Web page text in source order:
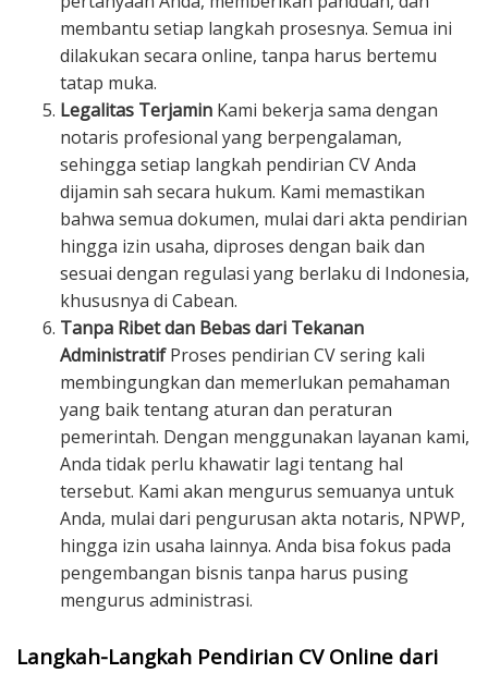
membantu setiap langkah prosesnya. Semua ini
dilakukan secara online, tanpa harus bertemu
tatap muka.
Legalitas Terjamin Kami bekerja sama dengan
notaris profesional yang berpengalaman,
sehingga setiap langkah pendirian CV Anda
dijamin sah secara hukum. Kami memastikan
bahwa semua dokumen, mulai dari akta pendirian
hingga izin usaha, diproses dengan baik dan
sesuai dengan regulasi yang berlaku di Indonesia,
khususnya di Cabean.
Tanpa Ribet dan Bebas dari Tekanan
AdministratifProses pendirian CV sering kali
membingungkan dan memerlukan pemahaman
yang baik tentang aturan dan peraturan
pemerintah. Dengan menggunakan layanan kami,
Anda tidak perlu khawatir lagi tentang hal
tersebut. Kami akan mengurus semuanya untuk
Anda, mulai dari pengurusan akta notaris, NPWP,
hingga izin usaha lainnya. Anda bisa fokus pada
pengembangan bisnis tanpa harus pusing
mengurus administrasi.
Langkah-Langkah Pendirian CV Online dari